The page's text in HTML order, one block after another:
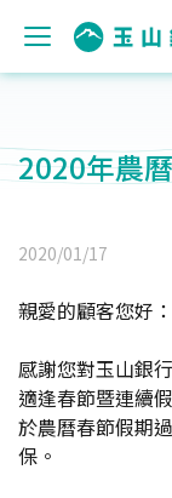
2020年農
2020/01/17
親愛的顧客您好：
感謝您對玉山銀
適逢春節暨連續
於農曆春節假期
保。